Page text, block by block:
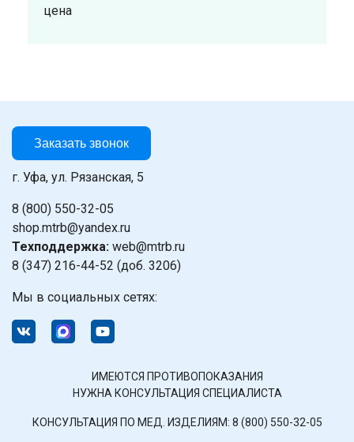
цена
Заказать звонок
г. Уфа, ул. Рязанская, 5
8 (800) 550-32-05
shop.mtrb@yandex.ru
Техподдержка: web@mtrb.ru
8 (347) 216-44-52 (доб. 3206)
Мы в социальных сетях:
ИМЕЮТСЯ ПРОТИВОПОКАЗАНИЯ
НУЖНА КОНСУЛЬТАЦИЯ СПЕЦИАЛИСТА
КОНСУЛЬТАЦИЯ ПО МЕД. ИЗДЕЛИЯМ: 8 (800) 550-32-05